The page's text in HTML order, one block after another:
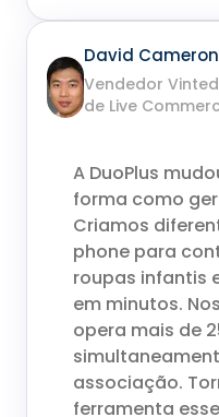
David Cameron
Vendedor
de Live
A DuoPlus
forma como
Criamos
phone para
roupas infantis
em minutos.
opera mais de
associação.
ferramenta